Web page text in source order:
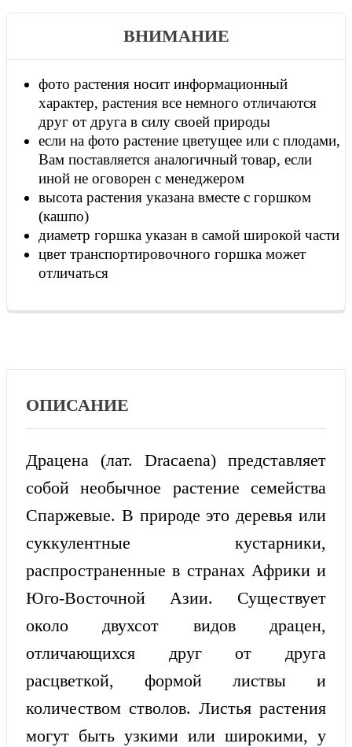
ВНИМАНИЕ
фото растения носит информационный
характер, растения все немного отличаются
друг от друга в силу своей природы
если на фото растение цветущее или с плодами,
Вам поставляется аналогичный товар, если
иной не оговорен с менеджером
высота растения указана вместе с горшком
(кашпо)
диаметр горшка указан в самой широкой части
цвет транспортировочного горшка может
отличаться
ОПИСАНИЕ
Драцена (лат. Dracaena) представляет
собой необычное растение семейства
Спаржевые. В природе это деревья или
суккулентные кустарники,
распространенные в странах Африки и
Юго-Восточной Азии. Существует
около двухсот видов драцен,
отличающихся друг от друга
расцветкой, формой листвы и
количеством стволов. Листья растения
могут быть узкими или широкими, у